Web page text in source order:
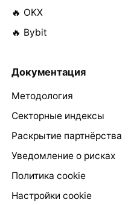
🔥 OKX
🔥 Bybit
Документация
Методология
Секторные индексы
Раскрытие партнёрства
Уведомление о рисках
Политика cookie
Настройки cookie